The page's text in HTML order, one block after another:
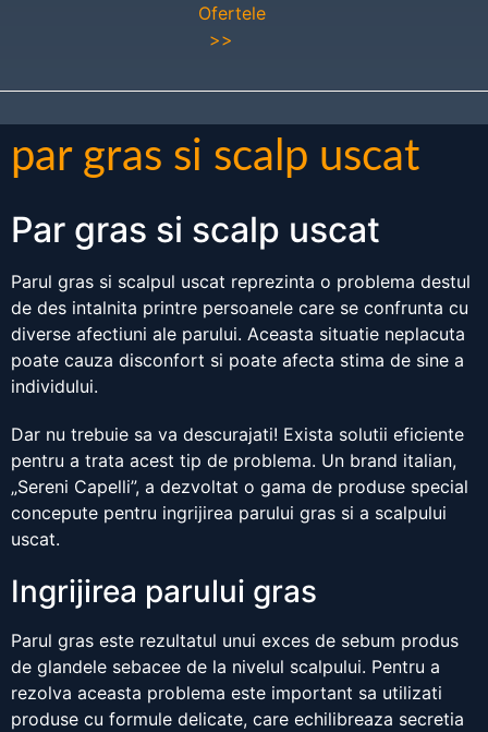
Ofertele
>>
par gras si scalp uscat
Par gras si scalp uscat
Parul gras si scalpul uscat reprezinta o problema destul
de des intalnita printre persoanele care se confrunta cu
diverse afectiuni ale parului. Aceasta situatie neplacuta
poate cauza disconfort si poate afecta stima de sine a
individului.
Dar nu trebuie sa va descurajati! Exista solutii eficiente
pentru a trata acest tip de problema. Un brand italian,
„Sereni Capelli”, a dezvoltat o gama de produse special
concepute pentru ingrijirea parului gras si a scalpului
uscat.
Ingrijirea parului gras
Parul gras este rezultatul unui exces de sebum produs
de glandele sebacee de la nivelul scalpului. Pentru a
rezolva aceasta problema este important sa utilizati
produse cu formule delicate, care echilibreaza secretia